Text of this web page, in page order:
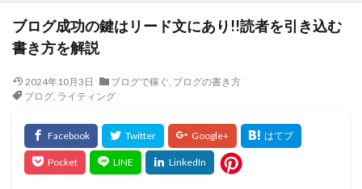
ブログ成功の鍵はリード文にあり!!読者を引き込む
書き方を解説
2024年10月3日 ブログで稼ぐ, ブログの書き方
ブログ, ライティング